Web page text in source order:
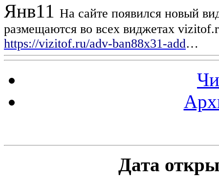
Янв11 На сайте появился новый
размещаются во всех виджетах
https://vizitof.ru/adv-ban88x31-add…
Дата